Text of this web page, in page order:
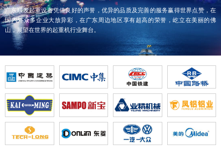
广东顺发起重设备凭借良好的声誉，优异的品质及完善的服务赢得世界点赞，在
国内外众多企业大放异彩，在广东周边地区享有超高的荣誉，屹立在美丽的佛
山，展望在世界的起重机行业舞台。